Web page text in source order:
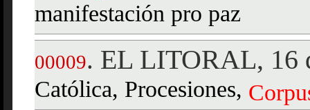
manifestación pro paz
00009. EL LITORAL, 16
Católica, Procesiones,